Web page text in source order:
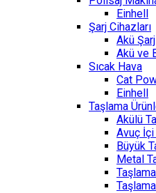
Einhell
Şarj Cihazları
Akü
Akü ve
Sıcak Hava
Cat
Einhell
Taşlama
Akülü
Avuç
Büyük
Metal